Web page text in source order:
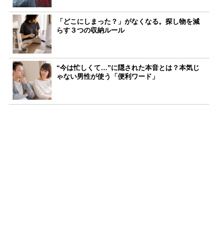
「どこにしまった？」がなくなる。探し物を減
らす３つの収納ルール
“今は忙しくて…”に隠された本音とは？本気じ
ゃない男性が使う「便利ワード」